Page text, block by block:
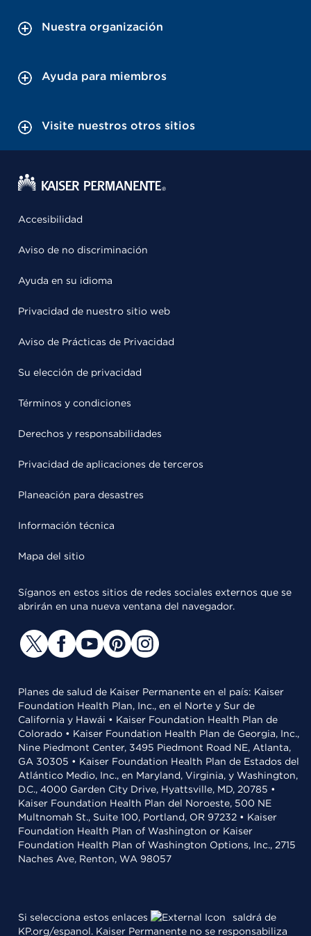
Nuestra organización
Ayuda para miembros
Visite nuestros otros sitios
Accesibilidad
Aviso de no discriminación
Ayuda en su idioma
Privacidad de nuestro sitio web
Aviso de Prácticas de Privacidad
Su elección de privacidad
Términos y condiciones
Derechos y responsabilidades
Privacidad de aplicaciones de terceros
Planeación para desastres
Información técnica
Mapa del sitio
Síganos en estos sitios de redes sociales externos que se
abrirán en una nueva ventana del navegador.
Planes de salud de Kaiser Permanente en el país: Kaiser
Foundation Health Plan, Inc., en el Norte y Sur de
California y Hawái • Kaiser Foundation Health Plan de
Colorado • Kaiser Foundation Health Plan de Georgia, Inc.,
Nine Piedmont Center, 3495 Piedmont Road NE, Atlanta,
GA 30305 • Kaiser Foundation Health Plan de Estados del
Atlántico Medio, Inc., en Maryland, Virginia, y Washington,
D.C., 4000 Garden City Drive, Hyattsville, MD, 20785 •
Kaiser Foundation Health Plan del Noroeste, 500 NE
Multnomah St., Suite 100, Portland, OR 97232 • Kaiser
Foundation Health Plan of Washington or Kaiser
Foundation Health Plan of Washington Options, Inc., 2715
Naches Ave, Renton, WA 98057
Si selecciona estos enlaces
saldrá de
KP.org/espanol. Kaiser Permanente no se responsabiliza